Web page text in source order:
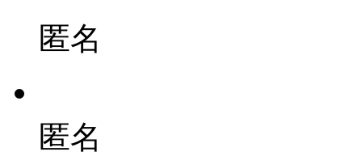
匿名
匿名